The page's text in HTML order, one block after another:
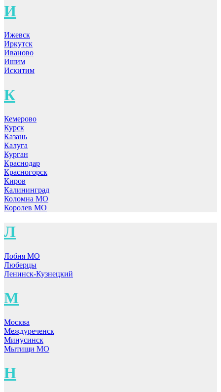
И
Ижевск
Иркутск
Иваново
Ишим
Искитим
К
Кемерово
Курск
Казань
Калуга
Курган
Краснодар
Красногорск
Киров
Калининград
Коломна МО
Королев МО
Л
Лобня МО
Люберцы
Ленинск-Кузнецкий
М
Москва
Междуреченск
Минусинск
Мытищи МО
Н